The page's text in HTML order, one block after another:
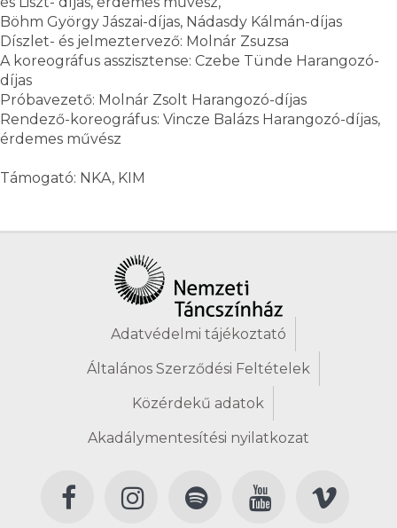
Böhm György Jászai-díjas, Nádasdy Kálmán-díjas
Díszlet- és jelmeztervező: Molnár Zsuzsa
A koreográfus asszisztense: Czebe Tünde Harangozó-
díjas
Próbavezető: Molnár Zsolt Harangozó-díjas
Rendező-koreográfus: Vincze Balázs Harangozó-díjas,
érdemes művész
Támogató: NKA, KIM
Adatvédelmi tájékoztató
Általános Szerződési Feltételek
Közérdekű adatok
Akadálymentesítési nyilatkozat